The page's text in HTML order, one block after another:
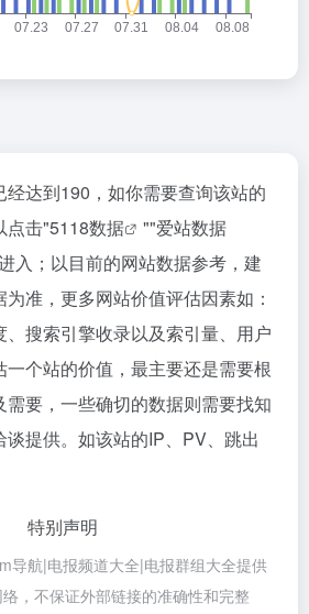
达到190，如你需要查询该站的
点击"5118数据 ""爱站数据
入；以目前的网站数据参考，建
准，更多网站价值评估因素如：
搜索引擎收录以及索引量、用户
个站的价值，最主要还是需要根
要，一些确切的数据则需要找知
提供。如该站的IP、PV、跳出
特别声明
导航|电报频道大全|电报群组大全提供
，不保证外部链接的准确性和完整